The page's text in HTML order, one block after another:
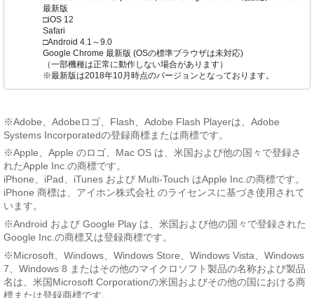
最新版
□iOS 12
Safari
□Android 4.1～9.0
Google Chrome 最新版 (OSの標準ブラウザは未対応)
（一部機種は正常に動作しない場合があります）
※最新版は2018年10月時点のバージョンとなっております。
※Adobe、Adobeロゴ、Flash、Adobe Flash Playerは、Adobe
Systems Incorporatedの登録商標または商標です。
※Apple、Apple のロゴ、Mac OS は、米国および他の国々で登録さ
れたApple Inc.の商標です。
iPhone、iPad、iTunes および Multi-Touch はApple Inc.の商標です。
iPhone 商標は、アイホン株式会社 のライセンスに基づき使用されて
います。
※Android および Google Play は、米国および他の国々で登録された
Google Inc.の商標又は登録商標です。
※Microsoft、Windows、Windows Store、Windows Vista、Windows
7、Windows 8 またはその他のマイクロソフト製品の名称および製品
名は、米国Microsoft Corporationの米国およびその他の国における商
標または登録商標です。